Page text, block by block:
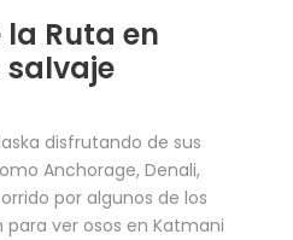
la Ruta en
salvaje
disfrutando de sus
Anchorage, Denali,
por algunos de los
para ver osos en Katmani